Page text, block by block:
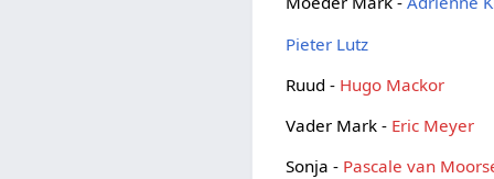
Pieter Lutz
Ruud - Hugo Mackor
Vader Mark - Eric Meyer
Sonja - Pascale van